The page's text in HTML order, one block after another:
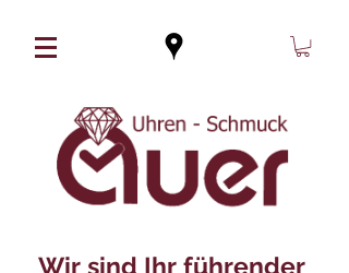
Wir sind Ihr führender